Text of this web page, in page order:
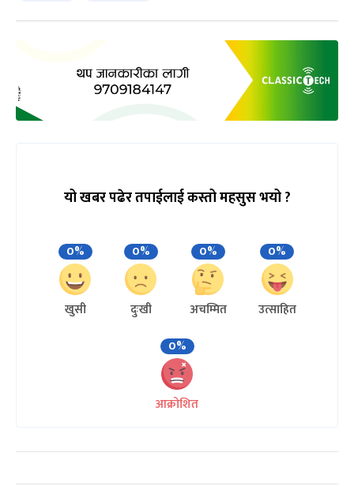
यो खबर पढेर तपाईलाई कस्तो महसुस भयो ?
0%
खुसी
0%
दुःखी
0%
अचम्मित
0%
उत्साहित
0%
आक्रोशित